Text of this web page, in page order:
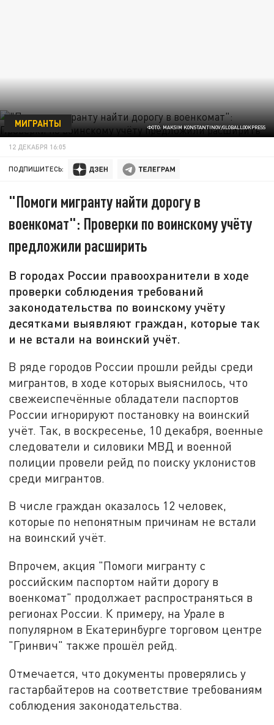
ФОТО: MAKSIM KONSTANTINOV/GLOBALLOOKPRESS
МИГРАНТЫ
12 ДЕКАБРЯ 16:05
ПОДПИШИТЕСЬ:
"Помоги мигранту найти дорогу в
военкомат": Проверки по воинскому учёту
предложили расширить
В городах России правоохранители в ходе
проверки соблюдения требований
законодательства по воинскому учёту
десятками выявляют граждан, которые так
и не встали на воинский учёт.
В ряде городов России прошли рейды среди
мигрантов, в ходе которых выяснилось, что
свежеиспечённые обладатели паспортов
России игнорируют постановку на воинский
учёт. Так, в воскресенье, 10 декабря, военные
следователи и силовики МВД и военной
полиции провели рейд по поиску уклонистов
среди мигрантов.
В числе граждан оказалось 12 человек,
которые по непонятным причинам не встали
на воинский учёт.
Впрочем, акция "Помоги мигранту с
российским паспортом найти дорогу в
военкомат" продолжает распространяться в
регионах России. К примеру, на Урале в
популярном в Екатеринбурге торговом центре
"Гринвич" также прошёл рейд.
Отмечается, что документы проверялись у
гастарбайтеров на соответствие требованиям
соблюдения законодательства.